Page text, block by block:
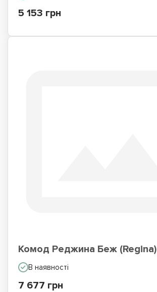
5 153 грн
Комод Реджина Беж (Regina)
В наявності
7 677 грн